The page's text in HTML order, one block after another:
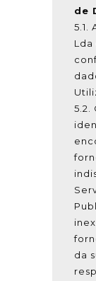
de
5.1.
Lda
5.2.
da